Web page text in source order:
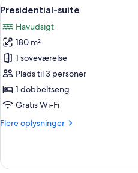
Indlæs
alle
billeder
af
Presidential-
suite
8
Presidential-suite
Havudsigt
180 m²
1 soveværelse
Plads til 3 personer
1 dobbeltseng
Gratis Wi-Fi
Flere oplysninger
Flere
suite